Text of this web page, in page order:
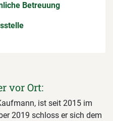
Betreuung
vor Ort:
ist seit 2015 im
2019 schloss er sich dem